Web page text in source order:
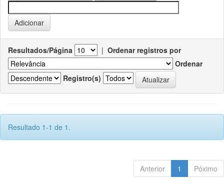
Resultados/Página | Ordenar registros por
Ordenar
Registro(s)
Resultado 1-1 de 1.
Anterior 1 Póximo